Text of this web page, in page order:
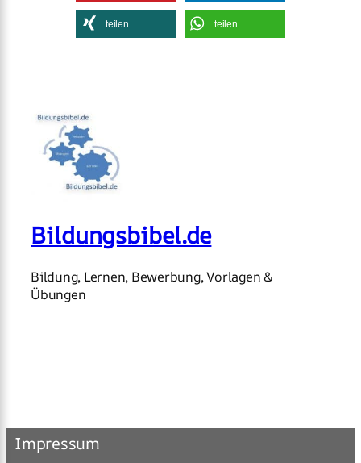
teilen teilen
Bildungsbibel.de
Bildung, Lernen, Bewerbung, Vorlagen &
Übungen
Impressum